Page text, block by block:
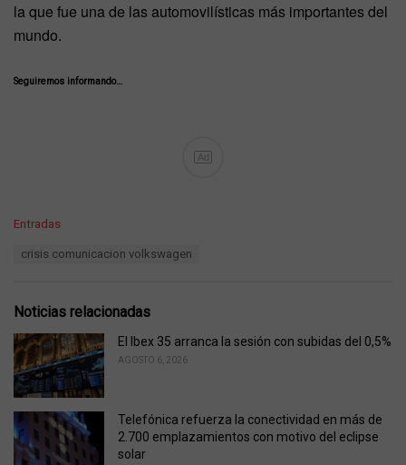
la que fue una de las automovilísticas más importantes del
mundo.
Seguiremos informando…
Ad
C
o
r
i
e
s
Entradas
:
crisis comunicacion volkswagen
Noticias relacionadas
El Ibex 35 arranca la sesión con subidas del 0,5%
AGOSTO 6, 2026
Telefónica refuerza la conectividad en más de
2.700 emplazamientos con motivo del eclipse
solar